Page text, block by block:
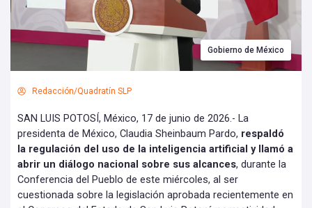
Gobierno de México
Redacción/Quadratín SLP
SAN LUIS POTOSÍ, México, 17 de junio de 2026.- La
presidenta de México, Claudia Sheinbaum Pardo, respaldó
la regulación del uso de la inteligencia artificial y llamó a
abrir un diálogo nacional sobre sus alcances, durante la
Conferencia del Pueblo de este miércoles, al ser
cuestionada sobre la legislación aprobada recientemente en